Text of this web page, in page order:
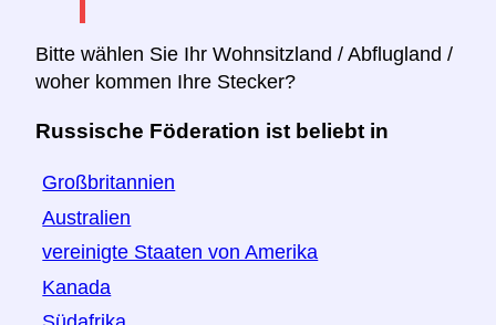
Bitte wählen Sie Ihr Wohnsitzland / Abflugland /
woher kommen Ihre Stecker?
Russische Föderation ist beliebt in
Großbritannien
Australien
vereinigte Staaten von Amerika
Kanada